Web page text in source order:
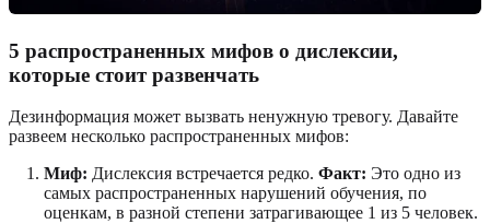
5 распространенных мифов о дислексии,
которые стоит развенчать
Дезинформация может вызвать ненужную тревогу. Давайте
развеем несколько распространенных мифов:
Миф: Дислексия встречается редко. Факт: Это одно из
самых распространенных нарушений обучения, по
оценкам, в разной степени затрагивающее 1 из 5 человек.